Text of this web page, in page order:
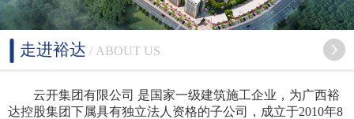
走进裕达 / ABOUT US
云开集团有限公司 是国家一级建筑施工企业，为广西裕
达控股集团下属具有独立法人资格的子公司，成立于2010年8